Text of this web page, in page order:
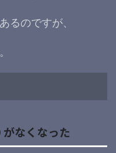
るのですが、
なくなった